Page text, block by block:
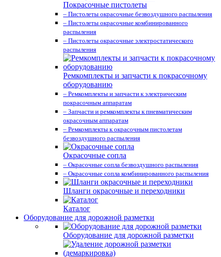
Покрасочные пистолеты
– Пистолеты окрасочные безвоздушного распыления
– Пистолеты окрасочные комбинированного
распыления
– Пистолеты окрасочные электростатического
распыления
Ремкомплекты и запчасти к покрасочному
оборудованию
– Ремкомплекты и запчасти к электрическим
покрасочным аппаратам
– Запчасти и ремкомплекты к пневматическим
окрасочным аппаратам
– Ремкомплекты к окрасочным пистолетам
безвоздушного распыления
Окрасочные сопла
– Окрасочные сопла безвоздушного распыления
– Окрасочные сопла комбинированного распыления
Шланги окрасочные и переходники
Каталог
Оборудование для дорожной разметки
Оборудование для дорожной разметки